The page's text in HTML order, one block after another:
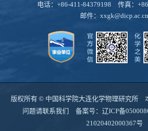
电话：+86-411-84379198 传真：
邮件： xxgk@dicp.ac.cn
版权所有 © 中国科学院大连化学物理研究所
问题请联系我们 备案号： 辽ICP备
21020402000367号